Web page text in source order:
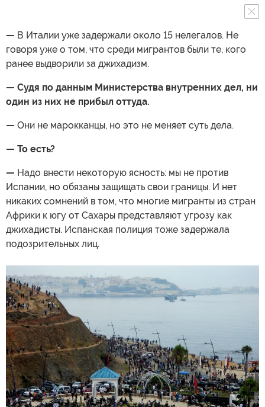
— В Италии уже задержали около 15 нелегалов. Не
говоря уже о том, что среди мигрантов были те, кого
ранее выдворили за джихадизм.
— Судя по данным Министерства внутренних дел, ни
один из них не прибыл оттуда.
— Они не марокканцы, но это не меняет суть дела.
— То есть?
— Надо внести некоторую ясность: мы не против
Испании, но обязаны защищать свои границы. И нет
никаких сомнений в том, что многие мигранты из стран
Африки к югу от Сахары представляют угрозу как
джихадисты. Испанская полиция тоже задержала
подозрительных лиц.